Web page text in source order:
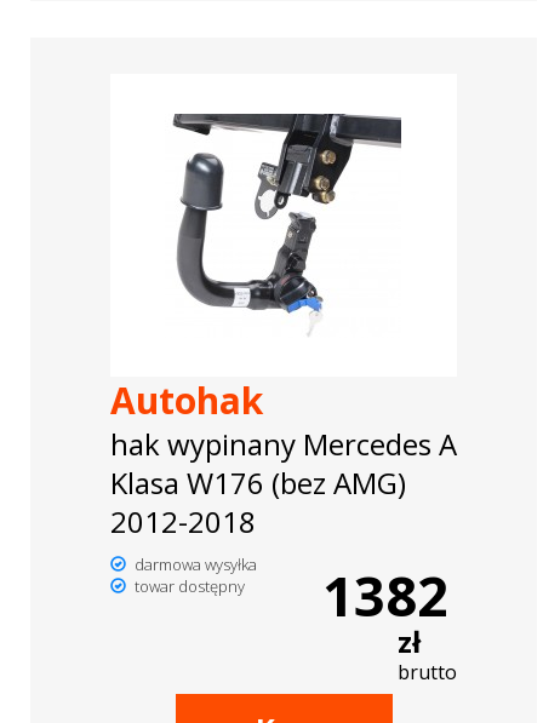
Autohak
hak wypinany Mercedes A
Klasa W176 (bez AMG)
2012-2018
darmowa wysyłka
towar dostępny
1382
zł
brutto